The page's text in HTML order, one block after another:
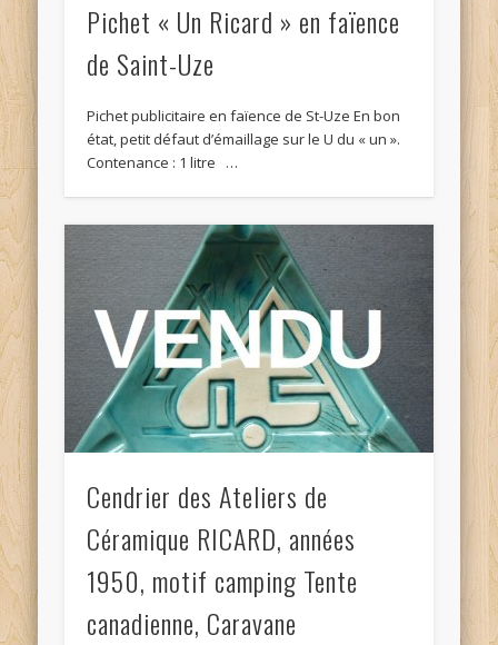
Pichet « Un Ricard » en faïence
de Saint-Uze
Pichet publicitaire en faïence de St-Uze En bon
état, petit défaut d’émaillage sur le U du « un ».
Contenance : 1 litre …
Cendrier des Ateliers de
Céramique RICARD, années
1950, motif camping Tente
canadienne, Caravane